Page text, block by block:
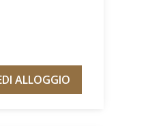
ALLOGGIO